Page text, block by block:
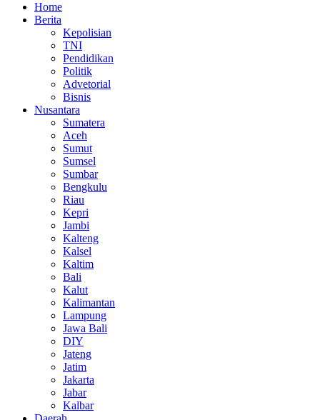
Home
Berita
Kepolisian
TNI
Pendidikan
Politik
Advetorial
Bisnis
Nusantara
Sumatera
Aceh
Sumut
Sumsel
Sumbar
Bengkulu
Riau
Kepri
Jambi
Kalteng
Kalsel
Kaltim
Bali
Kalut
Kalimantan
Lampung
Jawa Bali
DIY
Jateng
Jatim
Jakarta
Jabar
Kalbar